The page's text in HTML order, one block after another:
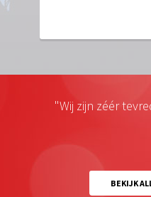
"Wij zijn zéér
BEKIJK